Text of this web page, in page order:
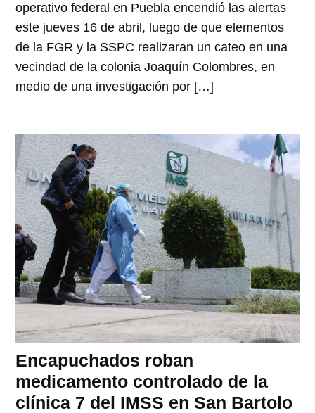
operativo federal en Puebla encendió las alertas
este jueves 16 de abril, luego de que elementos
de la FGR y la SSPC realizaran un cateo en una
vecindad de la colonia Joaquín Colombres, en
medio de una investigación por […]
Encapuchados roban
medicamento controlado de la
clínica 7 del IMSS en San Bartolo